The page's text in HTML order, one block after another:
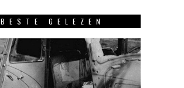
BESTE GELEZEN